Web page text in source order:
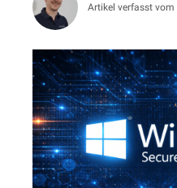
Artikel verfasst vom